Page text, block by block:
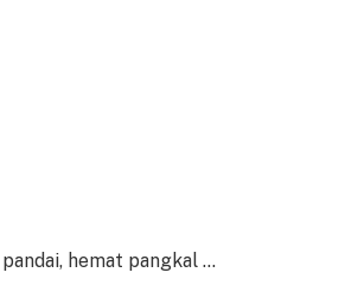
hemat pangkal …